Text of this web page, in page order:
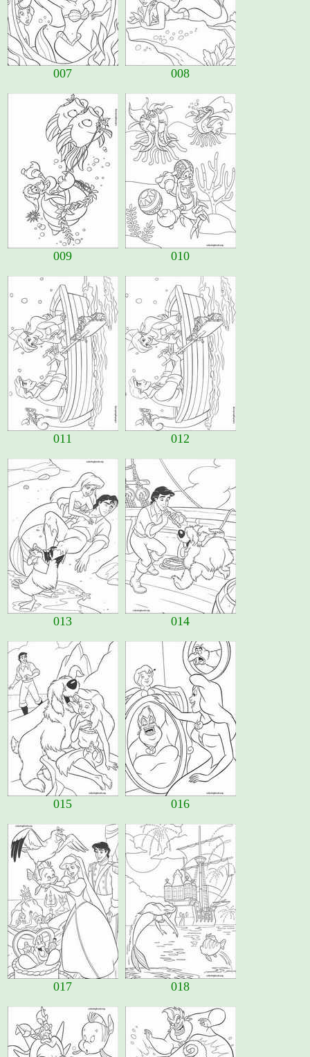
007 008
009 010
011 012
013 014
015 016
017 018